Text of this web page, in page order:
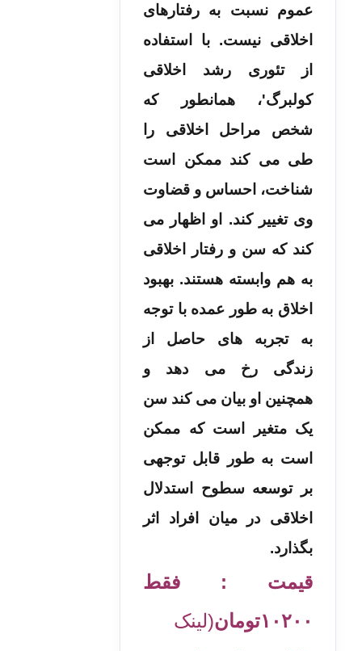
عموم نسبت به رفتارهای
اخلاقی نیست. با استفاده
از تئوری رشد اخلاقی
کولبرگ'، همانطور که
شخص مراحل اخلاقی را
طی می کند ممکن است
شناخت، احساس و قضاوت
وی تغییر کند. او اظهار می
کند که سن و رفتار اخلاقی
به هم وابسته هستند. بهبود
اخلاق به طور عمده با توجه
به تجربه های حاصل از
زندگی رخ می دهد و
همچنین او بیان می کند سن
یک متغیر است که ممکن
است به طور قابل توجهی
بر توسعه سطوح استدلال
اخلاقی در میان افراد اثر
بگذارد.
قیمت : فقط
۱۰۲۰۰تومان(لینک